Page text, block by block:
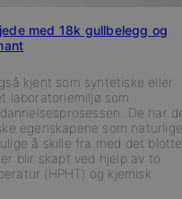
kjent som syntetiske eller
laboratoriemiljø som
De har
egenskapene som
å skille fra med det blotte
blir skapt ved hjelp av to
(HPHT) og kjemisk
med 18k gullbelegg og